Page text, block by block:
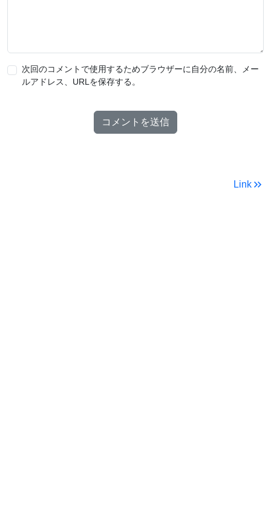
次回のコメントで使用するためブラウザーに自分の名前、メー
ルアドレス、URLを保存する。
Link